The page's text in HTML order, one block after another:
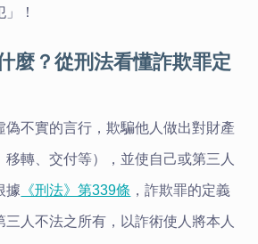
！
麼？從刑法看懂詐欺罪定
偽不實的言行，欺騙他人做出對財產
移轉、交付等），並使自己或第三人
據 《刑法》第339條 ，詐欺罪的定義
人不法之所有，以詐術使人將本人